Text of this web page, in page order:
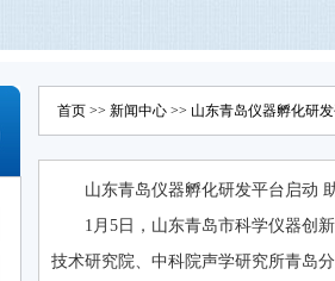
首页 >> 新闻中心 >> 山东青岛仪器孵化研
山东青岛仪器孵化研发平台启动
1月5日，山东青岛市科学仪器创
技术研究院、中科院声学研究所青岛